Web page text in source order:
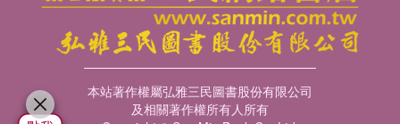
本站著作權屬弘雅三民圖書股份有限公司
及相關著作權所有人所有